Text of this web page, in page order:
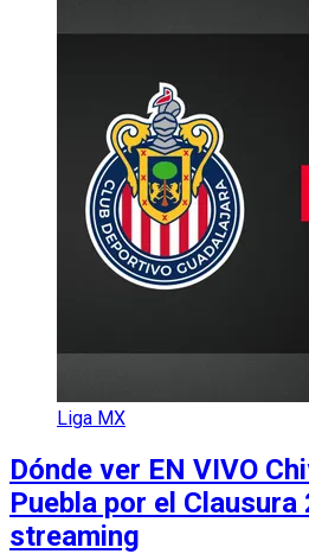
Liga MX
Dónde ver EN VIVO
Puebla por el Clausura
streaming